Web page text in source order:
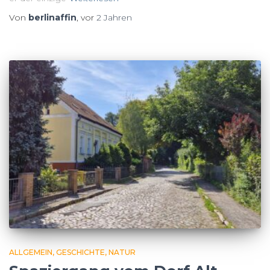
Von berlinaffin, vor 2 Jahren
ALLGEMEIN GESCHICHTE NATUR